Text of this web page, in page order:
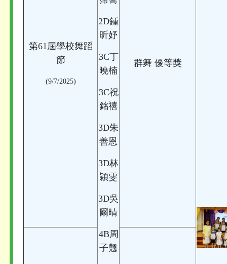
第61屆學校舞蹈
節
(9/7/2025)
2D鍾
昕妤
3C丁
曉楠
3C祝
銘禧
3D朱
善恩
3D林
穎雯
3D吳
爾晴
4B周
子翹
群舞 優等獎